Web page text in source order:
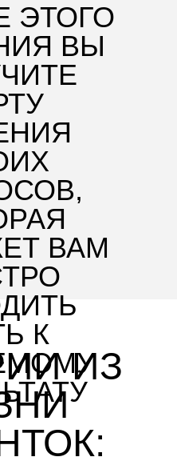
ЭТОГО
ВЫ
ВАМ
К
ИЗ